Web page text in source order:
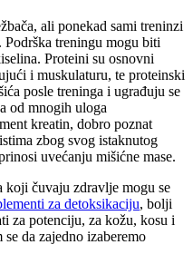
ali ponekad sami treninzi
treningu mogu biti
Proteini su osnovni
i muskulaturu, te proteinski
posle treninga i ugrađuju se
od mnogih uloga
kreatin, dobro poznat
zbog svog istaknutog
uvećanju mišićne mase.
koji čuvaju zdravlje mogu se
za detoksikaciju, bolji
za potenciju, za kožu, kosu i
da zajedno izaberemo